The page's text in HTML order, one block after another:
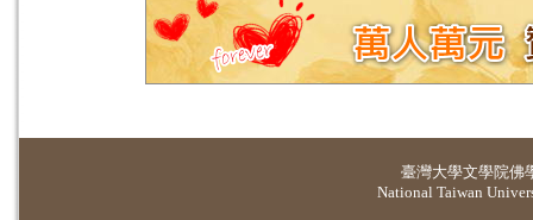
臺灣大學文學院佛
National Taiwan